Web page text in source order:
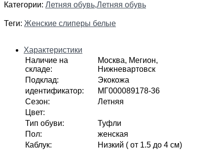
Категории: Летняя обувь,Летняя обувь
Теги: Женские слиперы белые
Характеристики
Наличие на
складе:
Москва, Мегион,
Нижневартовск
Подклад:
Экокожа
идентификатор:
МГ000089178-36
Сезон:
Летняя
Цвет:
Тип обуви:
Туфли
Пол:
женская
Каблук:
Низкий ( от 1.5 до 4 см)